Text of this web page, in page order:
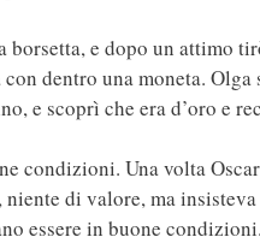
borsetta, e dopo un attimo
dentro una moneta. Olga
e scoprì che era d’oro e
condizioni. Una volta
niente di valore, ma
essere in buone